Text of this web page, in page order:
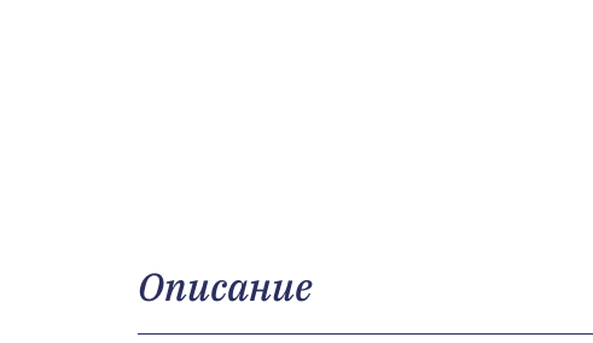
Описание